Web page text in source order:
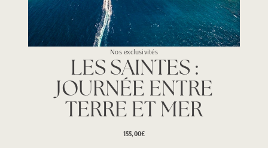
Nos exclusivités
LES SAINTES :
JOURNÉE ENTRE
TERRE ET MER
155,00€